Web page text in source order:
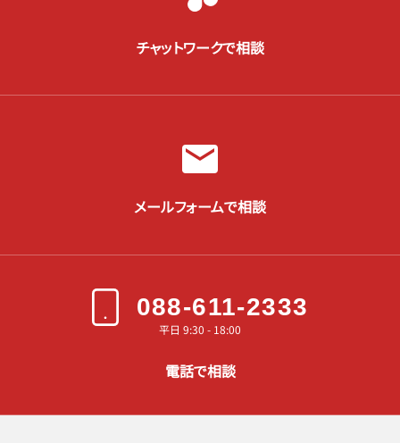
チャットワークで相談
メールフォームで相談
088-611-2333
平日 9:30 - 18:00
電話で相談